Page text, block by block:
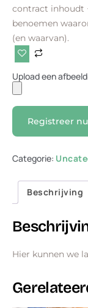
contract inhoudt
benoemen
(en waarvan).
Upload een
Registreer nu
Categorie:
Beschrijving
Hier kunnen we